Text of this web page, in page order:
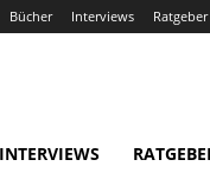
Bücher Interviews Ratgeber
INTERVIEWS